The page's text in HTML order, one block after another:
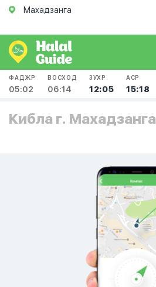
Махадзанга
ФАДЖР
05:02
ВОСХОД
06:14
ЗУХР
12:05
АСР
15:18
Кибла г. Махадзанга